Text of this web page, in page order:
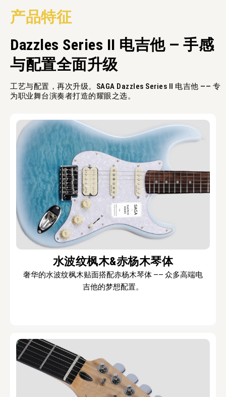
产品特征
Dazzles Series II 电吉他 — 手感
与配置全面升级
工艺与配置，再次升级。SAGA Dazzles Series II 电吉他 —— 专
为职业舞台演奏者打造的耀眼之选。
水波纹枫木&赤杨木琴体
奢华的水波纹枫木贴面搭配赤杨木琴体 —— 众多高端电
吉他的梦想配置。